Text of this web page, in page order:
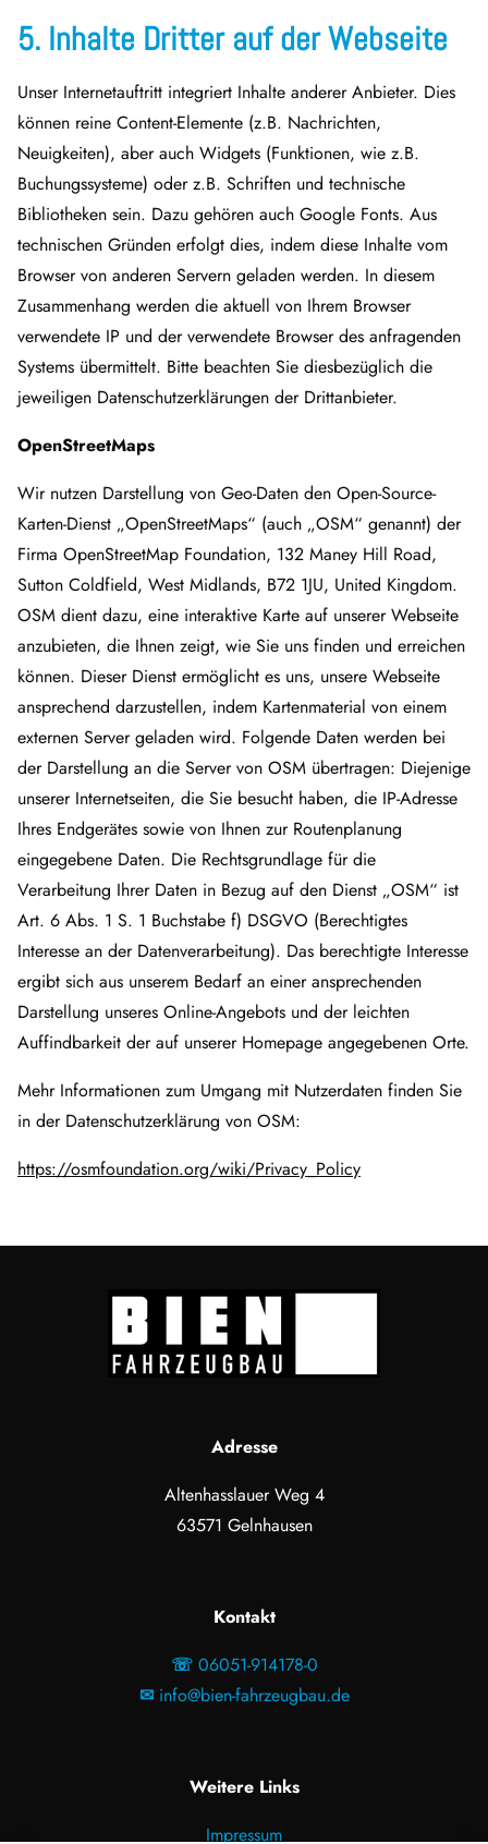
5. Inhalte Dritter auf der Webseite
Unser Internetauftritt integriert Inhalte anderer Anbieter. Dies
können reine Content-Elemente (z.B. Nachrichten,
Neuigkeiten), aber auch Widgets (Funktionen, wie z.B.
Buchungssysteme) oder z.B. Schriften und technische
Bibliotheken sein. Dazu gehören auch Google Fonts. Aus
technischen Gründen erfolgt dies, indem diese Inhalte vom
Browser von anderen Servern geladen werden. In diesem
Zusammenhang werden die aktuell von Ihrem Browser
verwendete IP und der verwendete Browser des anfragenden
Systems übermittelt. Bitte beachten Sie diesbezüglich die
jeweiligen Datenschutzerklärungen der Drittanbieter.
OpenStreetMaps
Wir nutzen Darstellung von Geo-Daten den Open-Source-
Karten-Dienst „OpenStreetMaps“ (auch „OSM“ genannt) der
Firma OpenStreetMap Foundation, 132 Maney Hill Road,
Sutton Coldfield, West Midlands, B72 1JU, United Kingdom.
OSM dient dazu, eine interaktive Karte auf unserer Webseite
anzubieten, die Ihnen zeigt, wie Sie uns finden und erreichen
können. Dieser Dienst ermöglicht es uns, unsere Webseite
ansprechend darzustellen, indem Kartenmaterial von einem
externen Server geladen wird. Folgende Daten werden bei
der Darstellung an die Server von OSM übertragen: Diejenige
unserer Internetseiten, die Sie besucht haben, die IP-Adresse
Ihres Endgerätes sowie von Ihnen zur Routenplanung
eingegebene Daten. Die Rechtsgrundlage für die
Verarbeitung Ihrer Daten in Bezug auf den Dienst „OSM“ ist
Art. 6 Abs. 1 S. 1 Buchstabe f) DSGVO (Berechtigtes
Interesse an der Datenverarbeitung). Das berechtigte Interesse
ergibt sich aus unserem Bedarf an einer ansprechenden
Darstellung unseres Online-Angebots und der leichten
Auffindbarkeit der auf unserer Homepage angegebenen Orte.
Mehr Informationen zum Umgang mit Nutzerdaten finden Sie
in der Datenschutzerklärung von OSM:
https://osmfoundation.org/wiki/Privacy_Policy
Adresse
Altenhasslauer Weg 4
63571 Gelnhausen
Kontakt
☏ 06051-914178-0
✉ info@bien-fahrzeugbau.de
Weitere Links
Impressum